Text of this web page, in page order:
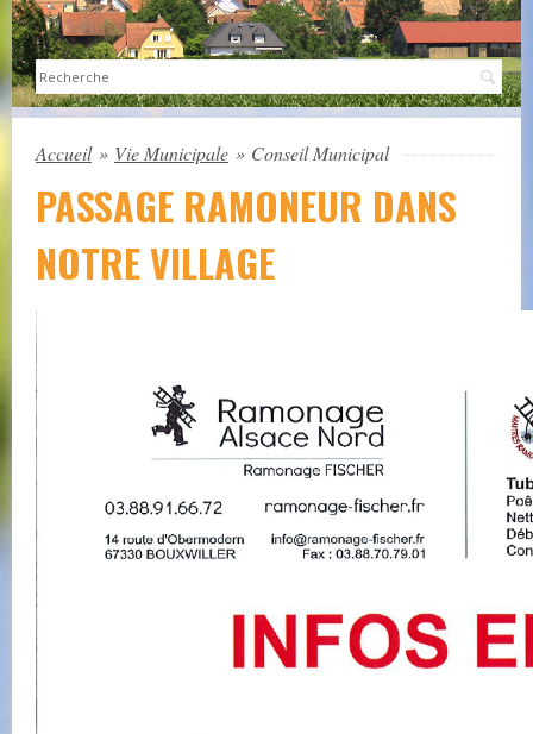
Accueil » Vie Municipale » Conseil Municipal
PASSAGE RAMONEUR DANS
NOTRE VILLAGE